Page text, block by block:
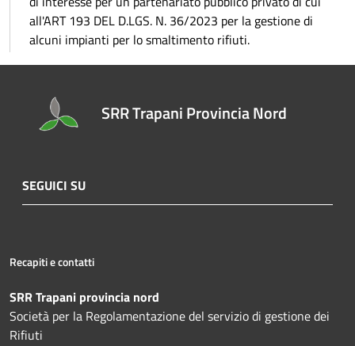
all'ART 193 DEL D.LGS. N. 36/2023 per la gestione di
alcuni impianti per lo smaltimento rifiuti.
SRR Trapani Provincia Nord
SEGUICI SU
Recapiti e contatti
SRR Trapani provincia nord
Società per la Regolamentazione del servizio di gestione dei
Rifiuti